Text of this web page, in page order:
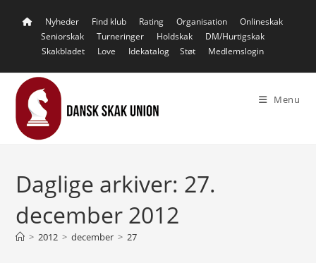
Nyheder Find klub Rating Organisation
Onlineskak
Seniorskak
Turneringer Holdskak
DM/Hurtigskak
Skakbladet
Love Idekatalog Støt Medlemslogin
Menu
Daglige arkiver: 27.
december 2012
> 2012 > december > 27